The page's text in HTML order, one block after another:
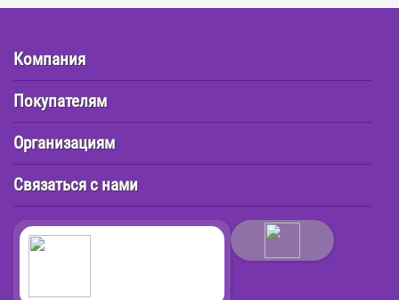
Компания
Покупателям
Организациям
Связаться с нами